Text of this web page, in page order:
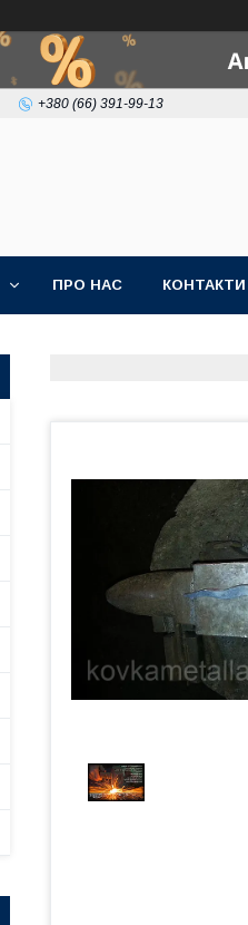
+380 (66) 391-99-13
ПРО НАС КОНТАКТИ